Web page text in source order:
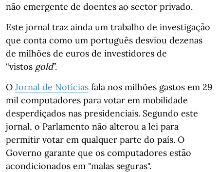
não emergente de doentes ao sector privado.
Este jornal traz ainda um trabalho de investigação
que conta como um português desviou dezenas
de milhões de euros de investidores de
“vistos gold”.
O Jornal de Notícias fala nos milhões gastos em 29
mil computadores para votar em mobilidade
desperdiçados nas presidenciais. Segundo este
jornal, o Parlamento não alterou a lei para
permitir votar em qualquer parte do país. O
Governo garante que os computadores estão
acondicionados em "malas seguras".